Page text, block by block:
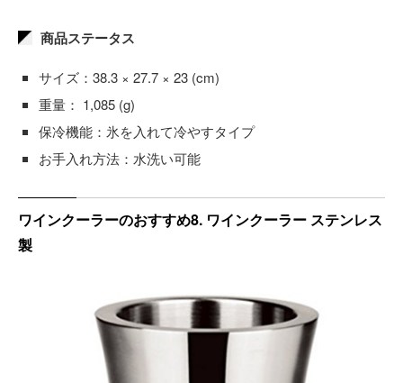
商品ステータス
サイズ：38.3 × 27.7 × 23 (cm)
重量： 1,085 (g)
保冷機能：氷を入れて冷やすタイプ
お手入れ方法：水洗い可能
ワインクーラーのおすすめ8. ワインクーラー ステンレス
製